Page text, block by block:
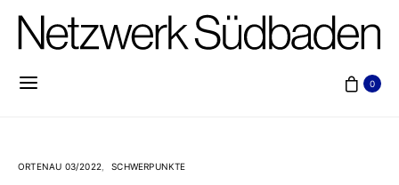
0
ORTENAU 03/2022 SCHWERPUNKTE